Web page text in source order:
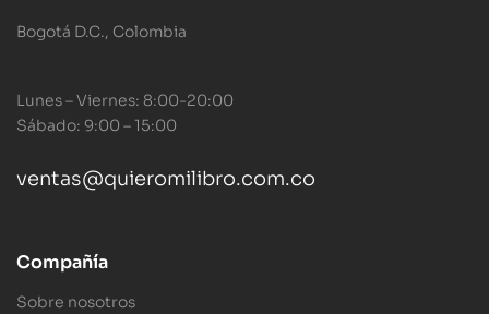
Bogotá D.C., Colombia
Lunes – Viernes: 8:00-20:00
Sábado: 9:00 – 15:00
ventas@quieromilibro.com.co
Compañía
Sobre nosotros